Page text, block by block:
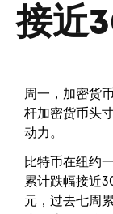
接近
周一，加密货
杆加密货币头
动力。
比特币在纽约
累计跌幅接近
元，过去七周